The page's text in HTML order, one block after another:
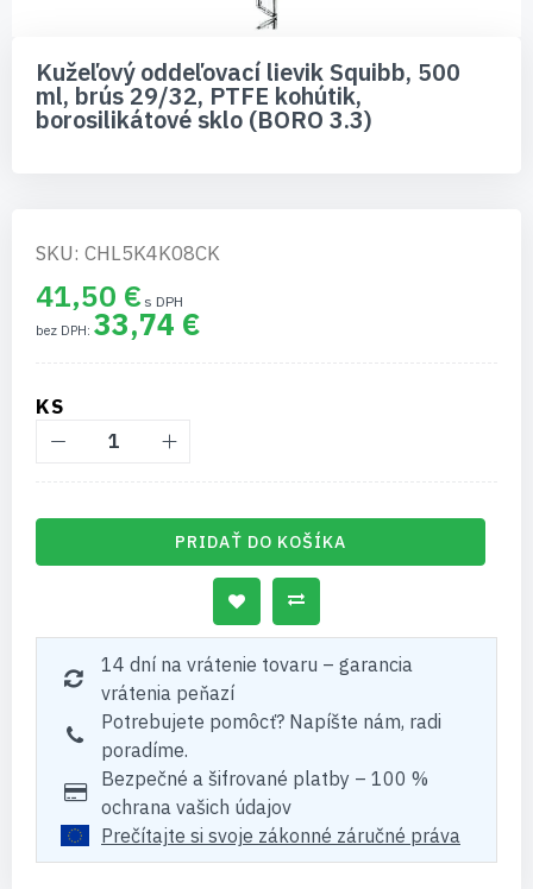
začiatok
galérie
obrázkov
Kužeľový oddeľovací lievik Squibb, 500
ml, brús 29/32, PTFE kohútik,
borosilikátové sklo (BORO 3.3)
SKU: CHL5K4K08CK
41,50 €
33,74 €
KS
PRIDAŤ DO KOŠÍKA
14 dní na vrátenie tovaru – garancia
vrátenia peňazí
Potrebujete pomôcť? Napíšte nám, radi
poradíme.
Bezpečné a šifrované platby – 100 %
ochrana vašich údajov
Prečítajte si svoje zákonné záručné práva